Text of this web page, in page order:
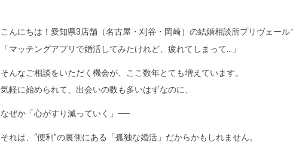
こんにちは！愛知県3店舗（名古屋・刈谷・岡崎）の結婚相談所プリヴェール
「マッチングアプリで婚活してみたけれど、疲れてしまって…」
そんなご相談をいただく機会が、ここ数年とても増えています。
気軽に始められて、出会いの数も多いはずなのに、
なぜか「心がすり減っていく」──
それは、“便利”の裏側にある「孤独な婚活」だからかもしれません。